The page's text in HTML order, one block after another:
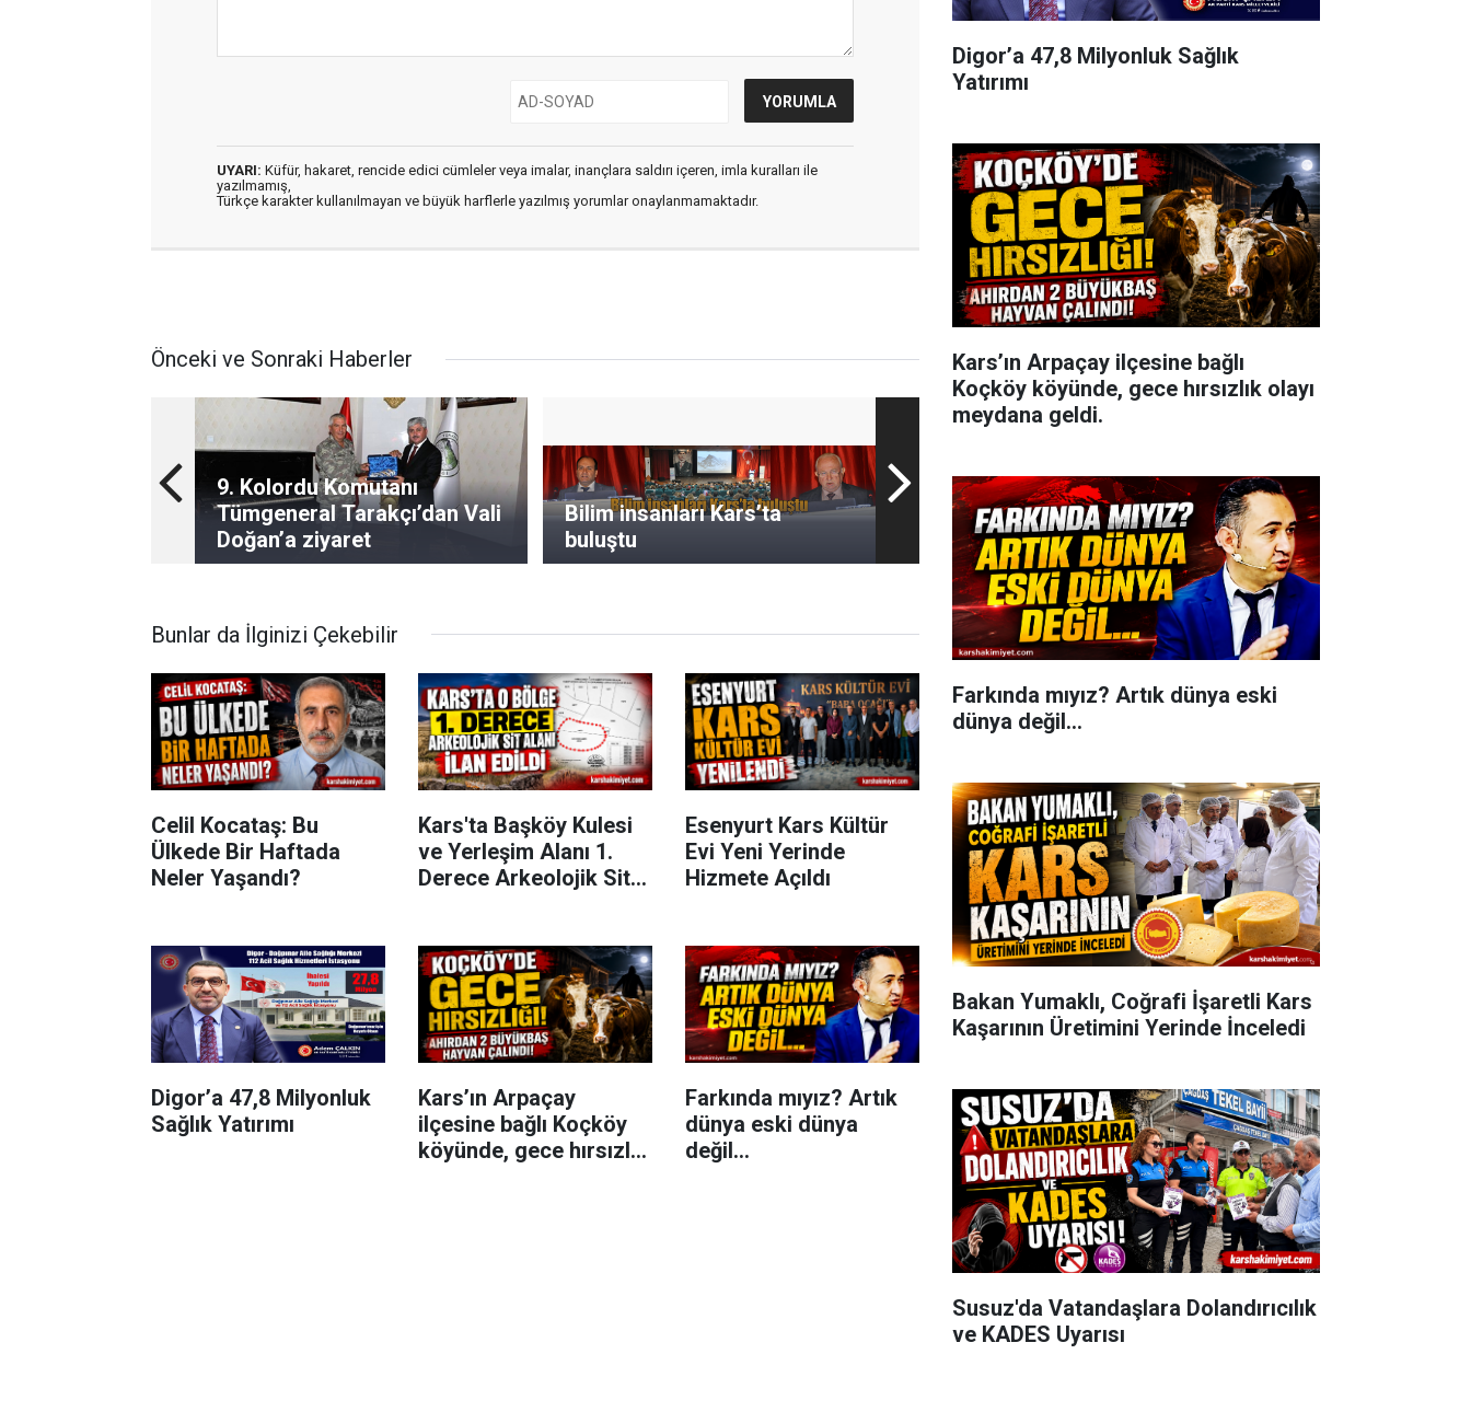
UYARI: Küfür, hakaret, rencide edici cümleler veya imalar, inançlara saldırı içeren, imla kuralları ile
yazılmamış,
Türkçe karakter kullanılmayan ve büyük harflerle yazılmış yorumlar onaylanmamaktadır.
Önceki ve Sonraki Haberler
9. Kolordu Komutanı
Tümgeneral Tarakçı’dan Vali
Doğan’a ziyaret
Bilim insanları Kars’ta
buluştu
Bunlar da İlginizi Çekebilir
Celil Kocataş: Bu
Ülkede Bir Haftada
Neler Yaşandı?
Kars'ta Başköy Kulesi
ve Yerleşim Alanı 1.
Derece Arkeolojik Sit
Esenyurt Kars Kültür
Evi Yeni Yerinde
Hizmete Açıldı
Digor’a 47,8 Milyonluk
Sağlık Yatırımı
Kars’ın Arpaçay
ilçesine bağlı Koçköy
köyünde, gece hırsızlık
Farkında mıyız? Artık
dünya eski dünya
değil...
Digor’a 47,8 Milyonluk Sağlık
Yatırımı
Kars’ın Arpaçay ilçesine bağlı
Koçköy köyünde, gece hırsızlık olayı
meydana geldi.
Farkında mıyız? Artık dünya eski
dünya değil...
Bakan Yumaklı, Coğrafi İşaretli Kars
Kaşarının Üretimini Yerinde İnceledi
Susuz'da Vatandaşlara Dolandırıcılık
ve KADES Uyarısı